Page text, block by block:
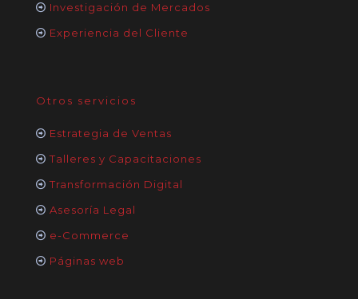
Investigación de Mercados
Experiencia del Cliente
Otros servicios
Estrategia de Ventas
Talleres y Capacitaciones
Transformación Digital
Asesoría Legal
e-Commerce
Páginas web